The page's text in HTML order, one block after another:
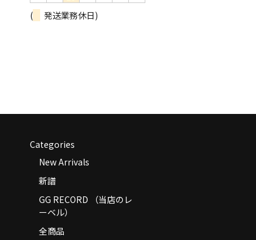
(
発送業務休日)
Categories
New Arrivals
新譜
GG RECORD （当店のレ
ーベル）
全商品